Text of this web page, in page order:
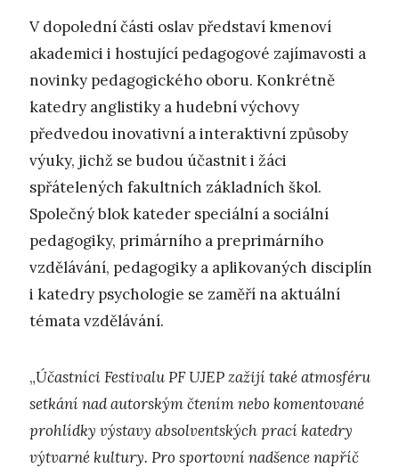
V dopolední části oslav představí kmenoví
akademici i hostující pedagogové zajímavosti a
novinky pedagogického oboru. Konkrétně
katedry anglistiky a hudební výchovy
předvedou inovativní a interaktivní způsoby
výuky, jichž se budou účastnit i žáci
spřátelených fakultních základních škol.
Společný blok kateder speciální a sociální
pedagogiky, primárního a preprimárního
vzdělávání, pedagogiky a aplikovaných disciplín
i katedry psychologie se zaměří na aktuální
témata vzdělávání.
„Účastníci Festivalu PF UJEP zažijí také atmosféru
setkání nad autorským čtením nebo komentované
prohlídky výstavy absolventských prací katedry
výtvarné kultury. Pro sportovní nadšence napříč